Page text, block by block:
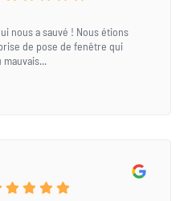
nous a sauvé ! Nous étions
de pose de fenêtre qui